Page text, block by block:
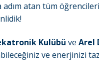
atan tüm
Kulübü ve Arel
ve enerjinizi